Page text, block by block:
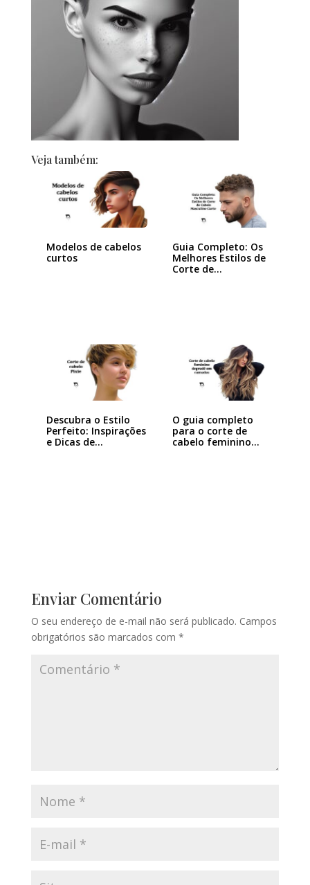
Veja também:
Modelos de cabelos
curtos
Guia Completo: Os
Melhores Estilos de
Corte de…
Descubra o Estilo
Perfeito: Inspirações
e Dicas de…
O guia completo
para o corte de
cabelo feminino…
Enviar Comentário
O seu endereço de e-mail não será publicado. Campos
obrigatórios são marcados com *